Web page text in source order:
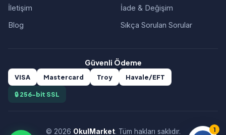
İletişim
Blog
İade & Değişim
Sıkça Sorulan Sorular
Güvenli Ödeme
VISA Mastercard Troy Havale/EFT
🔒 256-bit SSL
© 2026 OkulMarket. Tüm hakları saklıdır. 1